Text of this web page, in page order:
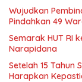
Wujudkan
Pindahkan 49
Semarak HUT RI
Narapidana
Setelah 15 Tahun
Harapkan